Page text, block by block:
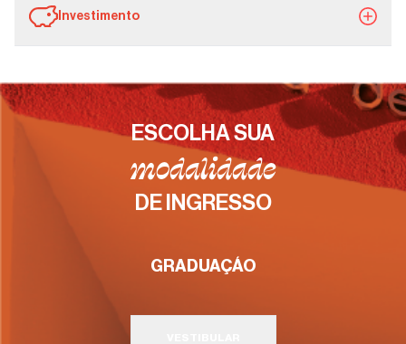
Investimento
ESCOLHA SUA
modalidade
DE INGRESSO
GRADUAÇÃO